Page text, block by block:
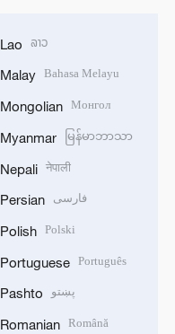
Lao ລາວ
Malay Bahasa Melayu
Mongolian Монгол
Myanmar မြန်မာဘာသာ
Nepali नेपाली
Persian فارسی
Polish Polski
Portuguese Português
Pashto پښتو
Romanian Română